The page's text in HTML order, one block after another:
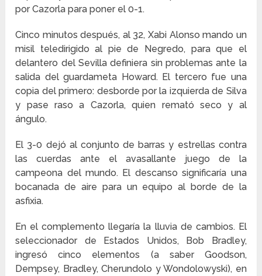
por Cazorla para poner el 0-1.
Cinco minutos después, al 32, Xabi Alonso mando un
misil teledirigido al pie de Negredo, para que el
delantero del Sevilla definiera sin problemas ante la
salida del guardameta Howard. El tercero fue una
copia del primero: desborde por la izquierda de Silva
y pase raso a Cazorla, quien remató seco y al
ángulo.
El 3-0 dejó al conjunto de barras y estrellas contra
las cuerdas ante el avasallante juego de la
campeona del mundo. El descanso significaría una
bocanada de aire para un equipo al borde de la
asfixia.
En el complemento llegaría la lluvia de cambios. El
seleccionador de Estados Unidos, Bob Bradley,
ingresó cinco elementos (a saber Goodson,
Dempsey, Bradley, Cherundolo y Wondolowyski), en